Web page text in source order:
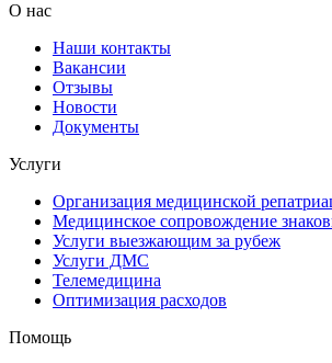
О нас
Наши контакты
Вакансии
Отзывы
Новости
Документы
Услуги
Организация медицинской
Медицинское сопровождение
Услуги выезжающим за рубеж
Услуги ДМС
Телемедицина
Оптимизация расходов
Помощь